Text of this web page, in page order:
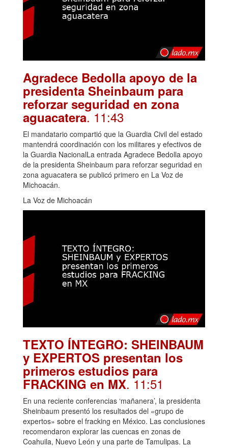
Agradece Bedolla apoyo de la
presidenta Sheinbaum para
reforzar seguridad en zona
aguacatera. 11:43
El mandatario compartió que la Guardia Civil del estado
mantendrá coordinación con los militares y efectivos de
la Guardia NacionalLa entrada Agradece Bedolla apoyo
de la presidenta Sheinbaum para reforzar seguridad en
zona aguacatera se publicó primero en La Voz de
Michoacán.
La Voz de Michoacán
TEXTO ÍNTEGRO: SHEINBAUM
y EXPERTOS presentan los
primeros estudios para
FRACKING en MX. 11:51
En una reciente conferencias ‘mañanera’, la presidenta
Sheinbaum presentó los resultados del «grupo de
expertos» sobre el fracking en México. Las conclusiones
recomendaron explorar las cuencas en zonas de
Coahuila, Nuevo León y una parte de Tamulipas. La